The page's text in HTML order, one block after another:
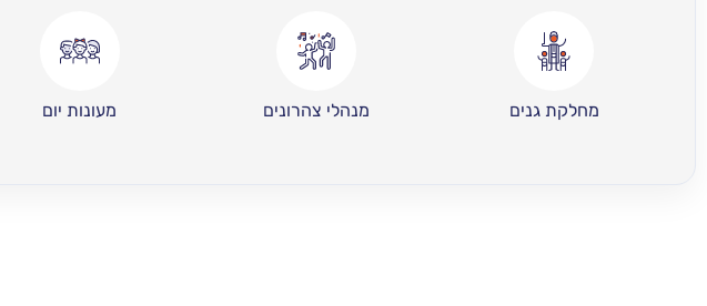
מחלקת גנים מנהלי צהרונים מעונות יום